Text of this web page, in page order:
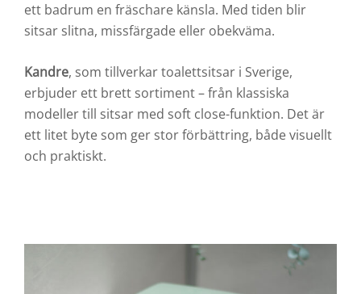
ett badrum en fräschare känsla. Med tiden blir
sitsar slitna, missfärgade eller obekväma.
Kandre, som tillverkar toalettsitsar i Sverige,
erbjuder ett brett sortiment – från klassiska
modeller till sitsar med soft close-funktion. Det är
ett litet byte som ger stor förbättring, både visuellt
och praktiskt.